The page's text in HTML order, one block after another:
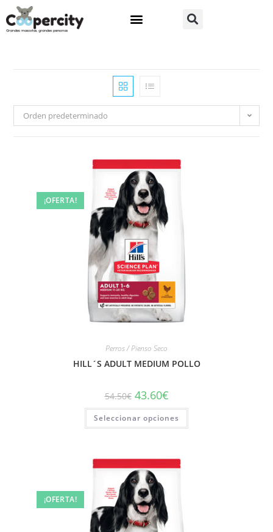
Orden predeterminado
¡OFERTA!
Perros / Pienso Seco
HILL´S ADULT MEDIUM POLLO
54.50€ 43.60€
Seleccionar opciones
¡OFERTA!